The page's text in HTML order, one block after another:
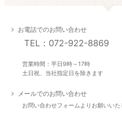
お電話でのお問い合わせ
TEL：072-922-8869
営業時間：平日9時～17時
土日祝、当社指定日を除きます
メールでのお問い合わせ
お問い合わせフォームよりお願いいた